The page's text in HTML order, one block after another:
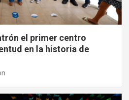
el primer centro
en la historia de